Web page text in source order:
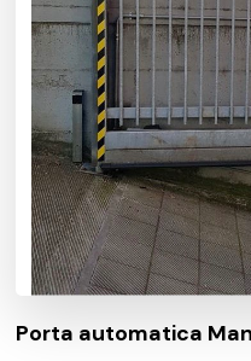
Porta automatica